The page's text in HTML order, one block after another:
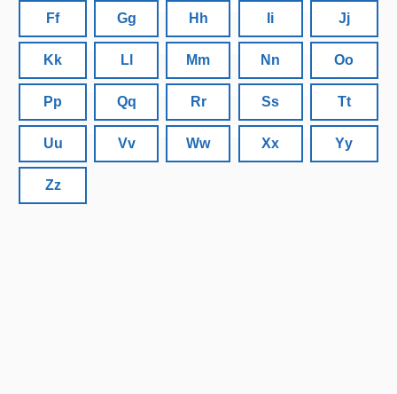
Ff Gg Hh Ii Jj
Kk Ll Mm Nn Oo
Pp Qq Rr Ss Tt
Uu Vv Ww Xx Yy
Zz